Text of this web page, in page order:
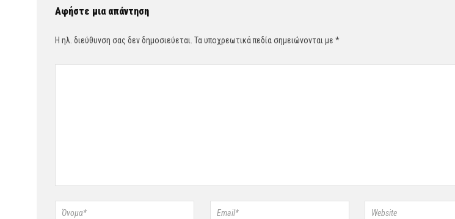
Αφήστε μια απάντηση
Η ηλ. διεύθυνση σας δεν δημοσιεύεται. Τα υποχρεωτικά πεδία σημειώνονται με *